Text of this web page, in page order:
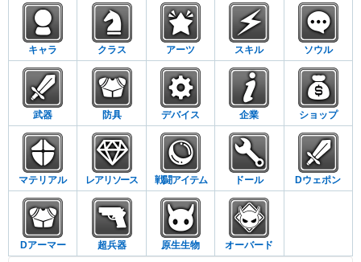
キャラ クラス アーツ スキル ソウル
武器 防具 デバイス 企業 ショップ
マテリアル レアリソース 戦闘アイテム ドール Dウェポン
Dアーマー 超兵器 原生生物 オーバード